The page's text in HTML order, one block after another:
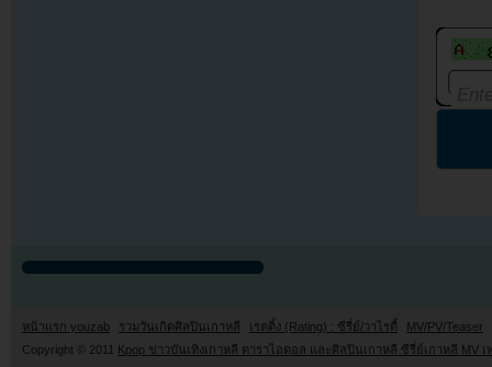
หน้าแรก youzab รวมวันเกิดศิลปินเกาหลี เรตติ้ง (Rating) : ซีรี่ย์/วาไรตี้
MV/PV/Teaser
Copyright © 2011 Kpop ข่าวบันเทิงเกาหลี ดาราไอดอล และศิลปินเกาหลี ซีรี่ย์เกาหลี MV